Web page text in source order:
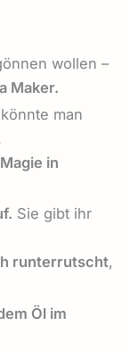
wollen –
Maker.
man
Magie in
Sie gibt ihr
runterrutscht,
Öl im